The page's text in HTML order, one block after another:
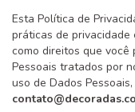
Esta Política de
práticas de privacidade
como direitos que você
Pessoais tratados por
uso de Dados